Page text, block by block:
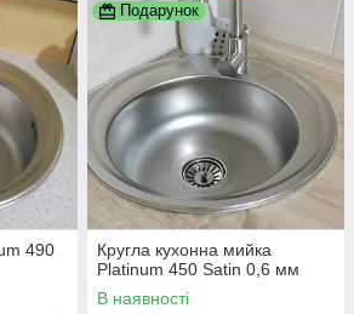
490
Подарунок
Кругла кухонна мийка
Platinum 450 Satin 0,6 мм
В наявності